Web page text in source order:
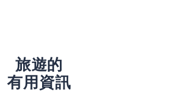
旅遊的
有用資訊